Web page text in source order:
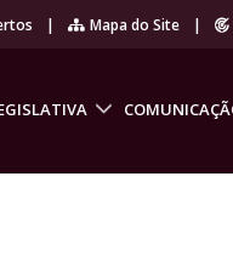
| Mapa do Site |